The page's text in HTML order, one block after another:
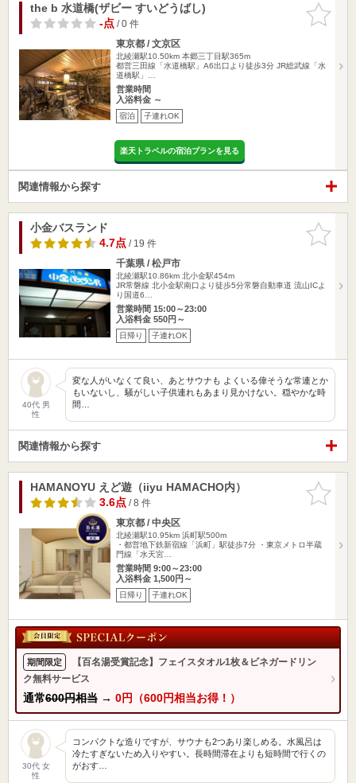
お気に入
りに追加
the b 水道橋(ザビー すいどうばし)
-点/ 0 件
東京都 / 文京区
北綾瀬駅10.50km 本郷三丁目駅365m
都営三田線「水道橋駅」A6出口より徒歩3分 JR総武線「水
道橋駅」…
営業時間
入浴料金 ～
宿泊 子連れOK
楽天トラベルの宿泊プランを見る
関連情報から探す
お気に入
りに追加
小金バスランド
4.7点/ 19 件
千葉県 / 松戸市
北綾瀬駅10.86km 北小金駅454m
JR常磐線 北小金駅南口より徒歩5分常磐自動車道 流山ICよ
り国道6…
営業時間 15:00～23:00
入浴料金 550円～
日帰り 子連れOK
40代 男
性
変な人がいなくて良い、あとサウナも よくいる偉そうな常連とか
もいないし、騒がしい子供連れもあまり見かけない。穏やかな時
間…
関連情報から探す
お気に入
りに追加
HAMANOYU えど遊（iiyu HAMACHO内）
3.6点/ 8 件
東京都 / 中央区
北綾瀬駅10.95km 浜町駅500m
・都営地下鉄新宿線「浜町」駅徒歩7分 ・東京メトロ半蔵
門線「水天宮…
営業時間 9:00～23:00
入浴料金 1,500円～
日帰り 子連れOK
期間限定
【百名湯受賞記念】フェイスタオル1枚＆ビネガードリン
ク無料サービス
通常600円相当 → 0円（600円相当お得！）
30代 女
性
コンパクトな造りですが、サウナも2つあり楽しめる。水風呂は
冷たすぎないため入りやすい。長時間滞在よりも短時間で行くの
がおす…